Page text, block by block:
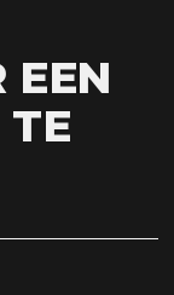
EEN
TE